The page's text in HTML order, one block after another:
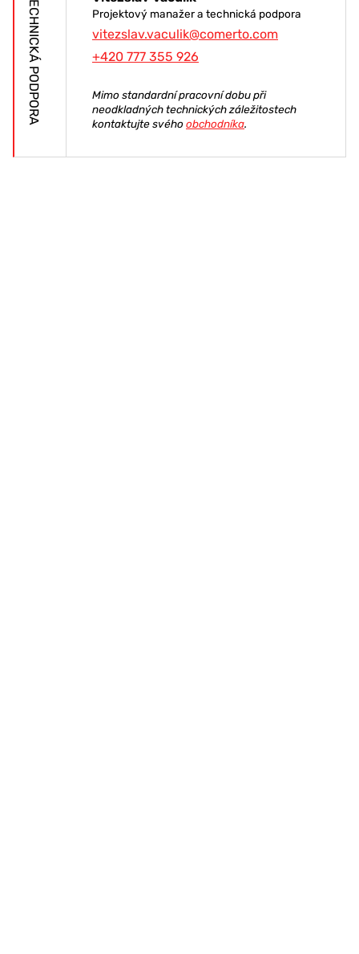
TECHNICKÁ PODPORA Projektový manažer a technická podpora
vitezslav.vaculik@comerto.com
+420 777 355 926
Mimo standardní pracovní dobu při
neodkladných technických záležitostech
kontaktujte svéhoobchodníka.